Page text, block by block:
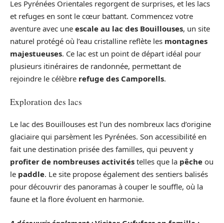
Les Pyrénées Orientales regorgent de surprises, et les lacs
et refuges en sont le cœur battant. Commencez votre
aventure avec une escale au lac des Bouillouses, un site
naturel protégé où l’eau cristalline reflète les montagnes
majestueuses. Ce lac est un point de départ idéal pour
plusieurs itinéraires de randonnée, permettant de
rejoindre le célèbre refuge des Camporells.
Exploration des lacs
Le lac des Bouillouses est l’un des nombreux lacs d’origine
glaciaire qui parsèment les Pyrénées. Son accessibilité en
fait une destination prisée des familles, qui peuvent y
profiter de nombreuses activités telles que la pêche ou
le paddle. Le site propose également des sentiers balisés
pour découvrir des panoramas à couper le souffle, où la
faune et la flore évoluent en harmonie.